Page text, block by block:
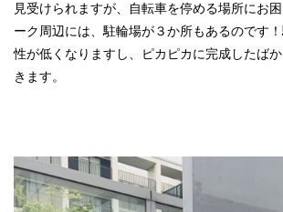
見受けられますが、自転車を停める場所にお
ーク周辺には、駐輪場が３か所もあるのです
性が低くなりますし、ピカピカに完成したば
きます。